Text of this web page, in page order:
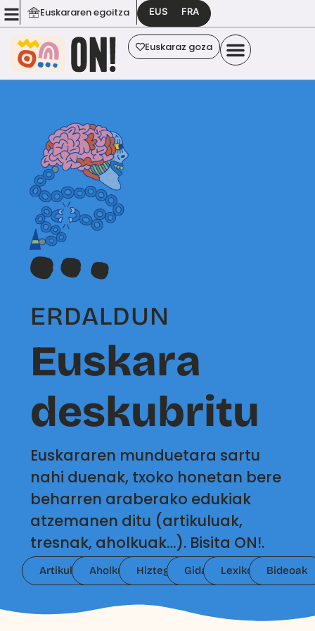
Euskararen egoitza EUS FRA
Euskaraz goza
ERDALDUN
Euskara
deskubritu
Euskararen munduetara sartu
nahi duenak, txoko honetan bere
beharren araberako edukiak
atzemanen ditu (artikuluak,
tresnak, aholkuak…). Bisita ON!.
ArtikuluakAholkuak Hiztegiak Gidak Lexikoak Bideoak